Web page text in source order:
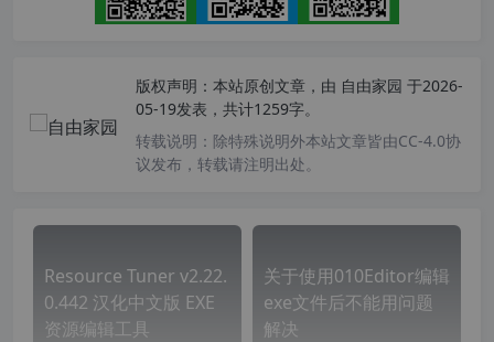
版权声明： 本站原创文章，由 自由家园 于2026-
05-19发表，共计1259字。
转载说明： 除特殊说明外本站文章皆由CC-4.0协
议发布，转载请注明出处。
Resource Tuner v2.22.
0.442 汉化中文版 EXE
资源编辑工具
关于使用010Editor编辑
exe文件后不能用问题
解决